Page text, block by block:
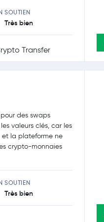
SOUTIEN
Très bien
des swaps
valeurs clés, car les
et la plateforme ne
crypto-monnaies
SOUTIEN
Très bien